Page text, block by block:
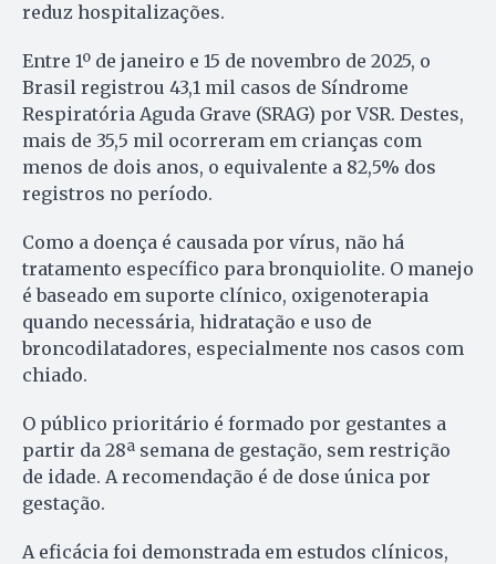
reduz hospitalizações.
Entre 1º de janeiro e 15 de novembro de 2025, o
Brasil registrou 43,1 mil casos de Síndrome
Respiratória Aguda Grave (SRAG) por VSR. Destes,
mais de 35,5 mil ocorreram em crianças com
menos de dois anos, o equivalente a 82,5% dos
registros no período.
Como a doença é causada por vírus, não há
tratamento específico para bronquiolite. O manejo
é baseado em suporte clínico, oxigenoterapia
quando necessária, hidratação e uso de
broncodilatadores, especialmente nos casos com
chiado.
O público prioritário é formado por gestantes a
partir da 28ª semana de gestação, sem restrição
de idade. A recomendação é de dose única por
gestação.
A eficácia foi demonstrada em estudos clínicos,